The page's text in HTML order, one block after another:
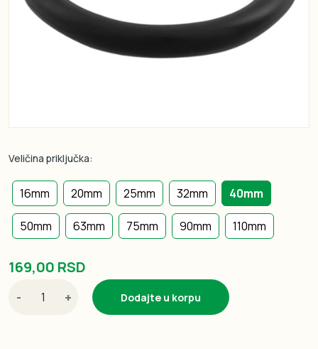
Veličina priključka:
16mm 20mm 25mm 32mm 40mm
50mm 63mm 75mm 90mm 110mm
169,00 RSD
- + Dodajte u korpu